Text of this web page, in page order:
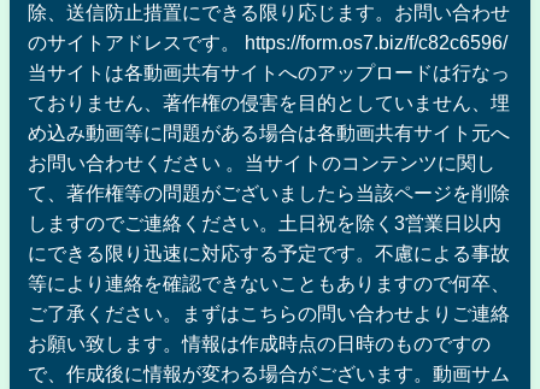
除、送信防止措置にできる限り応じます。お問い合わせ
のサイトアドレスです。 https://form.os7.biz/f/c82c6596/
当サイトは各動画共有サイトへのアップロードは行なっ
ておりません、著作権の侵害を目的としていません、埋
め込み動画等に問題がある場合は各動画共有サイト元へ
お問い合わせください 。当サイトのコンテンツに関し
て、著作権等の問題がございましたら当該ページを削除
しますのでご連絡ください。土日祝を除く3営業日以内
にできる限り迅速に対応する予定です。不慮による事故
等により連絡を確認できないこともありますので何卒、
ご了承ください。まずはこちらの問い合わせよりご連絡
お願い致します。情報は作成時点の日時のものですの
で、作成後に情報が変わる場合がございます。動画サム